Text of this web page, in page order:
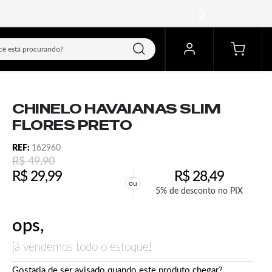
CHINELO HAVAIANAS SLIM
FLORES PRETO
REF: 162960
R$49,90
R$29,99 ou R$28,49
5% de desconto no PIX
ops,
já vendemos todo o estoque!